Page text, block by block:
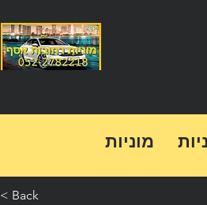
מוניות
< Back